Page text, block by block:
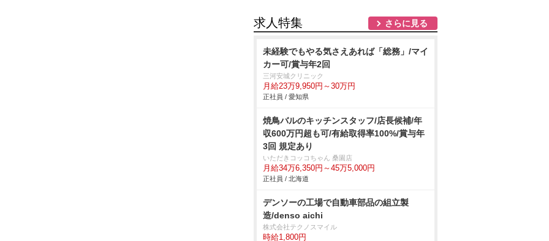
求人特集 さらに見る
未経験でもやる気さえあれば「総務」/マイ
カー可/賞与年2回
三河安城クリニック
月給23万9,950円～30万円
正社員 / 愛知県
焼鳥バルのキッチンスタッフ/店長候補/年
収600万円超も可/有給取得率100%/賞与年
3回 規定あり
いただきコッコちゃん 桑園店
月給34万6,350円～45万5,000円
正社員 / 北海道
デンソーの工場で自動車部品の組立製
造/denso aichi
株式会社テクノスマイル
時給1,800円